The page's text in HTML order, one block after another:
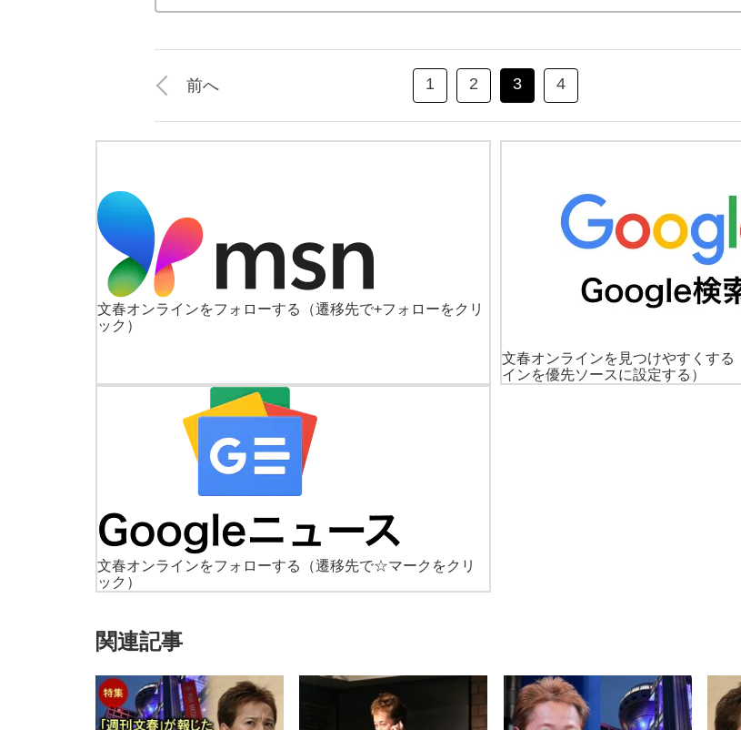
前へ 1 2 3 4
文春オンラインをフォローする
（遷移先で+フォローをクリ
ック）
文春オンラインを見つけやすくする
インを優先ソースに設定する）
文春オンラインをフォローする
（遷移先で☆マークをクリ
ック）
関連記事